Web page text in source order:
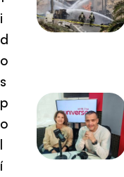
i
d
o
s
p
o
l
í